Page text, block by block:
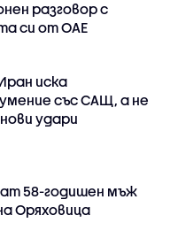
разговор с
си от ОАЕ
иска
със САЩ, а не
удари
58-годишен мъж
Оряховица